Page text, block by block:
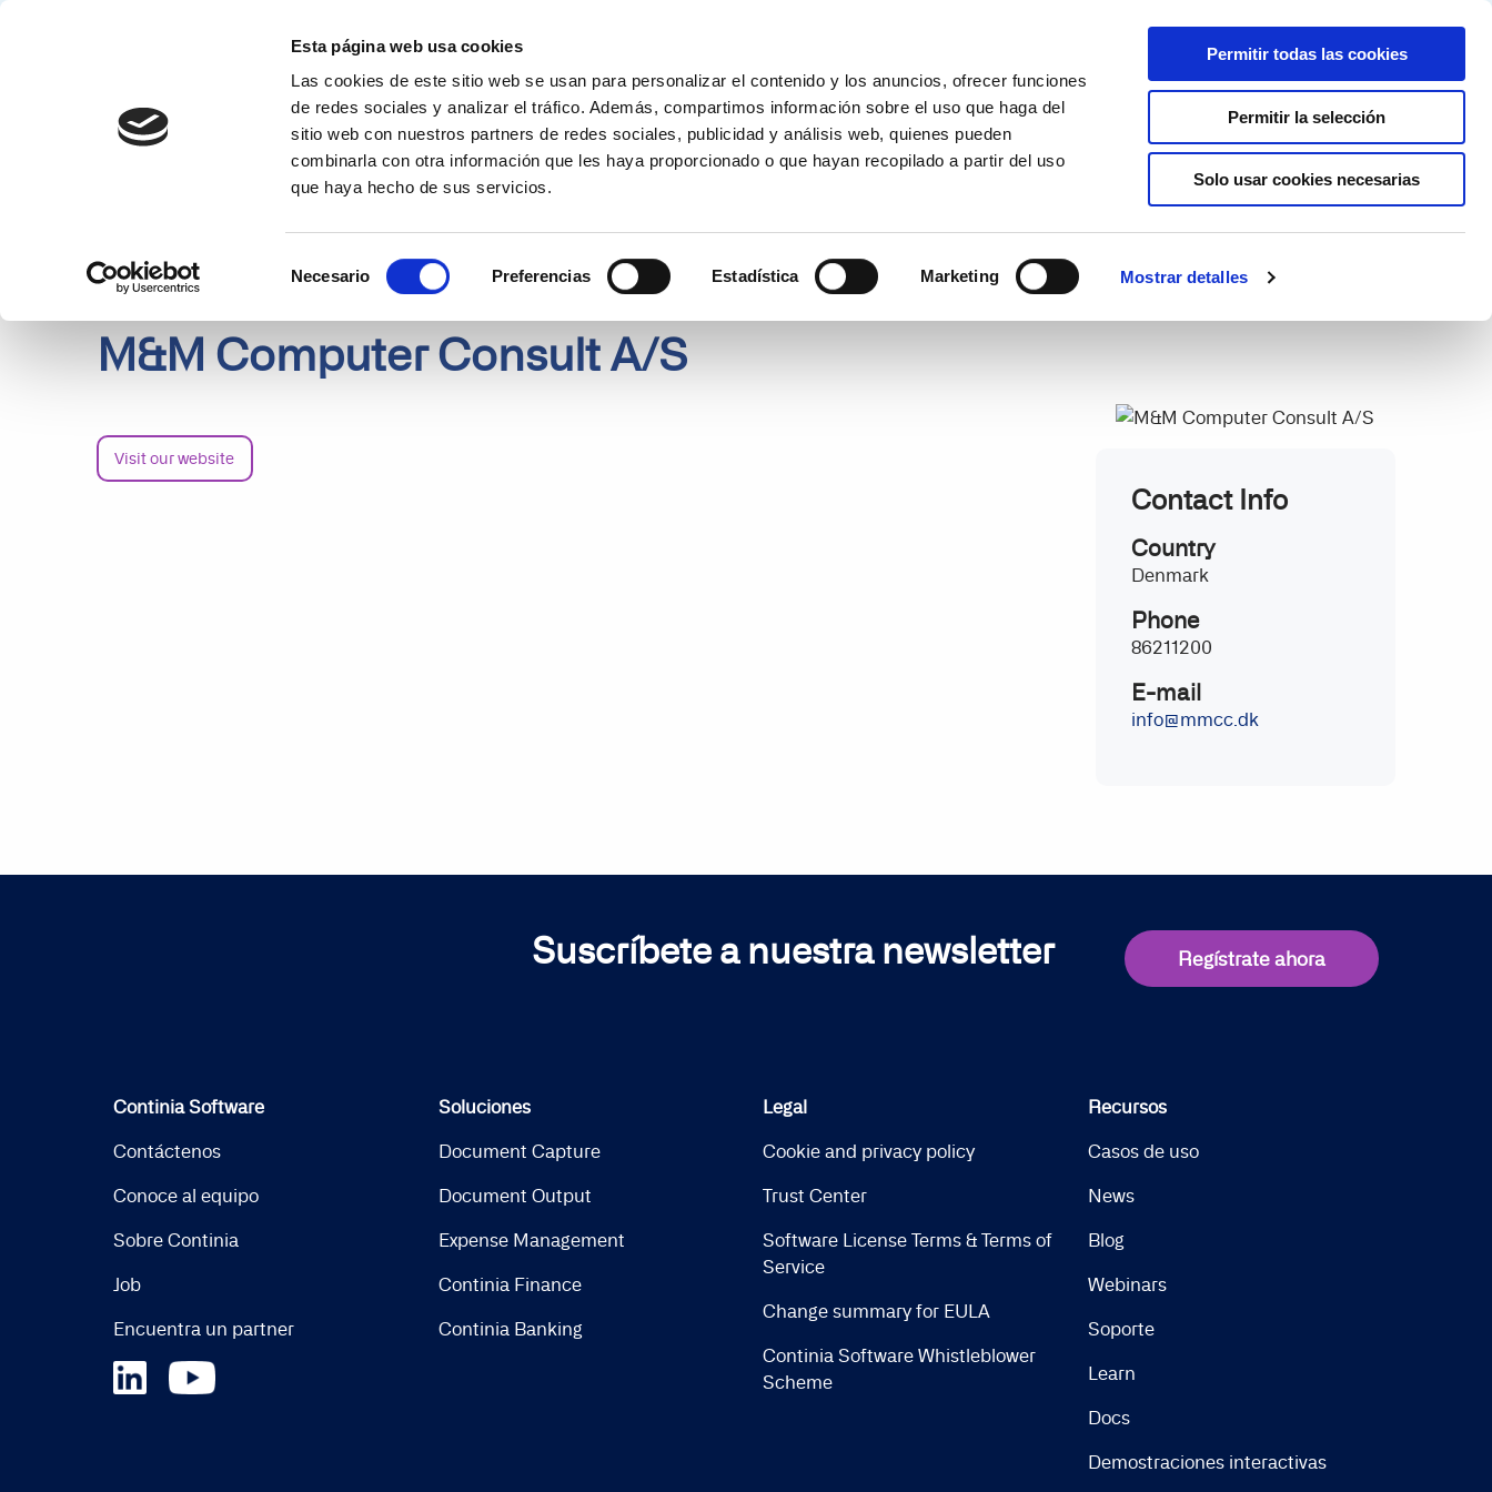
Esta página web usa cookies
Las cookies de este sitio web se usan para personalizar el contenido y los anuncios, ofrecer funciones
de redes sociales y analizar el tráfico. Además, compartimos información sobre el uso que haga del
sitio web con nuestros partners de redes sociales, publicidad y análisis web, quienes pueden
combinarla con otra información que les haya proporcionado o que hayan recopilado a partir del uso
que haya hecho de sus servicios.
de
Necesario Preferencias Estadística Marketing Mostrar detalles
Permitir todas las cookies
Permitir la selección
Solo usar cookies necesarias
Soluciones Casos de uso Precios ¿Por qué Continia? Get a free trial
PARTNERS
M&M Computer Consult A/S
Visit our website
Contact Info
Country
Denmark
Phone
86211200
E-mail
info@mmcc.dk
Suscríbete a nuestra newsletter Regístrate ahora
Continia Software
Contáctenos
Conoce al equipo
Sobre Continia
Job
Encuentra un partner
Soluciones
Document Capture
Document Output
Expense Management
Continia Finance
Continia Banking
Legal
Cookie and privacy policy
Trust Center
Software License Terms & Terms of
Service
Change summary for EULA
Continia Software Whistleblower
Scheme
Recursos
Casos de uso
News
Blog
Webinars
Soporte
Learn
Docs
Demostraciones interactivas